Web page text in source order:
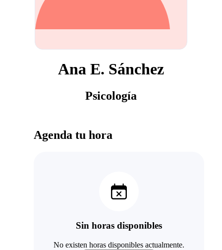
Ana E. Sánchez
Psicología
Agenda tu hora
Sin horas disponibles
No existen horas disponibles actualmente.